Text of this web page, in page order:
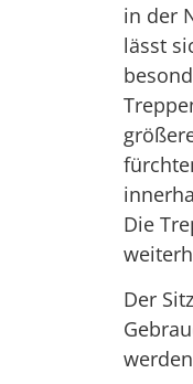
in der
lässt
Die
Der